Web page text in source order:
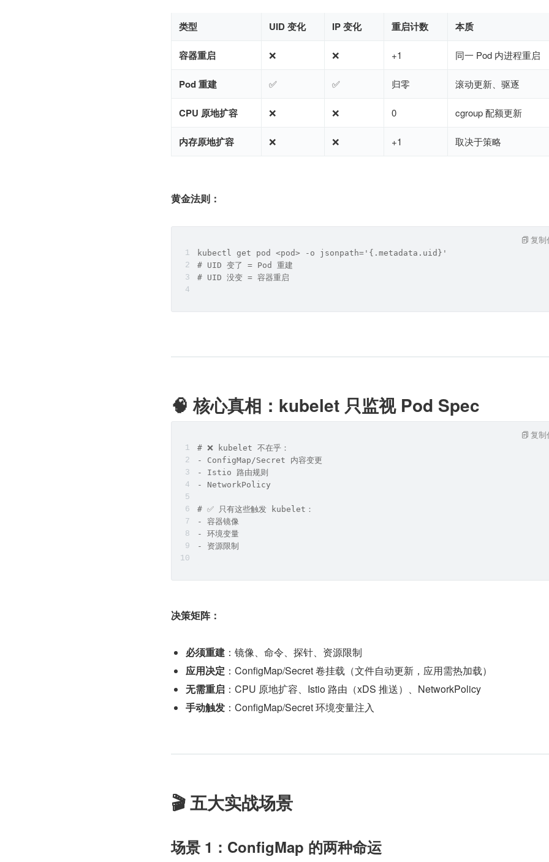
类型 UID 变化 IP 变化 重启计数 本质
容器重启 ❌ ❌ +1 同一 Pod 内进程重启
Pod 重建 ✅ ✅ 归零 滚动更新、驱逐
CPU 原地扩容 ❌ ❌ 0 cgroup 配额更新
内存原地扩容 ❌ ❌ +1 取决于策略
黄金法则：
kubectl get pod <pod> -o jsonpath='{.metadata.uid}'
# UID 变了 = Pod 重建
# UID 没变 = 容器重启
复制
🧠 核心真相：kubelet 只监视 Pod Spec
# ❌ kubelet 不在乎：
- ConfigMap/Secret 内容变更
- Istio 路由规则
- NetworkPolicy
# ✅ 只有这些触发 kubelet：
- 容器镜像
- 环境变量
- 资源限制
复制
决策矩阵：
必须重建 ：镜像、命令、探针、资源限制
应用决定 ：ConfigMap/Secret 卷挂载（文件自动更新，应用需热加载）
无需重启 ：CPU 原地扩容、Istio 路由（xDS 推送）、NetworkPolicy
手动触发 ：ConfigMap/Secret 环境变量注入
🎬 五大实战场景
场景 1：ConfigMap 的两种命运